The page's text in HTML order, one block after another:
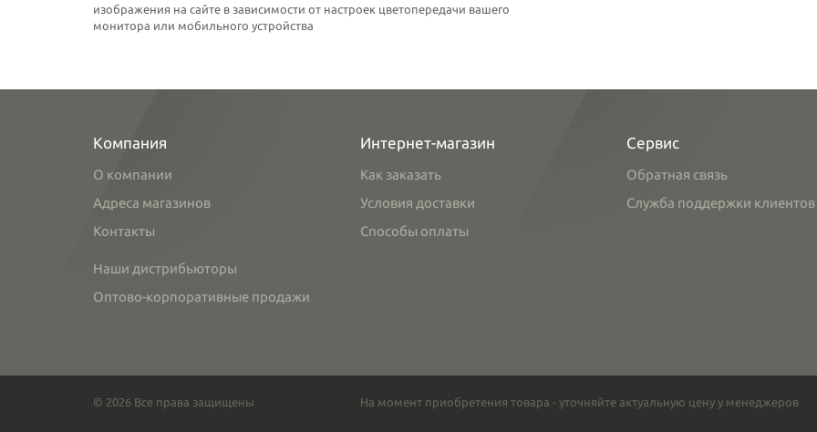
изображения на сайте в зависимости от настроек цветопередачи вашего
монитора или мобильного устройства
Компания
О компании
Адреса магазинов
Контакты
Наши дистрибьюторы
Оптово-корпоративные продажи
Интернет-магазин
Как заказать
Условия доставки
Способы оплаты
Сервис
Обратная связь
Служба поддержки клиентов
© 2026 Все права защищены На момент приобретения товара - уточняйте актуальную цену у менеджеров